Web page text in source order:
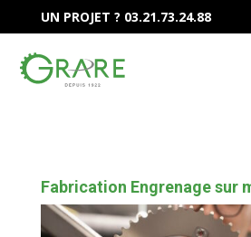
UN PROJET ? 03.21.73.24.88
Fabrication Engrenage sur